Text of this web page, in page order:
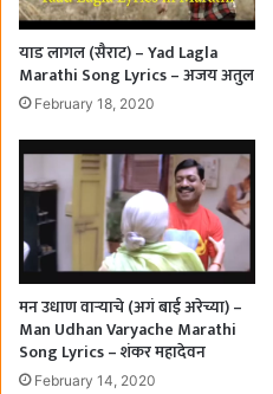
याड लागल (सैराट) – Yad Lagla
Marathi Song Lyrics – अजय अतुल
February 18, 2020
मन उधाण वाऱ्याचे (अगं बाई अरेच्या) –
Man Udhan Varyache Marathi
Song Lyrics – शंकर महादेवन
February 14, 2020